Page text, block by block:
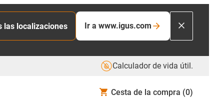
las localizaciones Ir a www.igus.com
Calculador de vida útil.
Cesta de la compra (0)